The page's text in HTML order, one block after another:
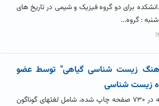
برای دو گروه فیزیک و شیمی در تاریخ های
شنبه : گروه...
زیست شناسی گیاهی" توسط عضو
زیست شناسی
کتاب فوق حاضر که در ۷۳۰ صفحه چاپ شده، شامل لغتهای گوناگون